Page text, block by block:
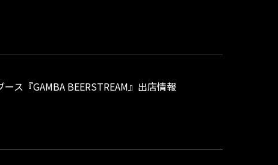
ス『GAMBA BEERSTREAM』出店情報